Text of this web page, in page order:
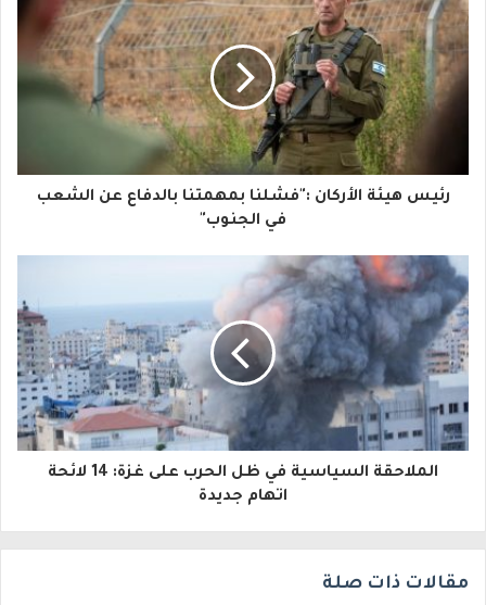
ر
ي
ا
إ
ل
ك
ت
ر
و
رئيس هيئة الأركان :"فشلنا بمهمتنا بالدفاع عن الشعب
في الجنوب"
الملاحقة السياسية في ظل الحرب على غزة: 14 لائحة
اتهام جديدة
مقالات ذات صلة